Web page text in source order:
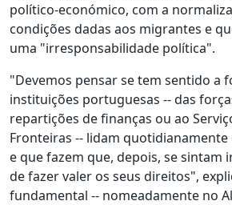
político-económico, com a
condições dadas aos migrantes e
uma "irresponsabilidade política".
"Devemos pensar se tem sentido a
instituições portuguesas -- das
repartições de finanças ou ao
Fronteiras -- lidam quotidianamente
e que fazem que, depois, se sintam
de fazer valer os seus direitos",
fundamental -- nomeadamente no